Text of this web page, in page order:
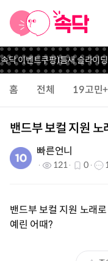
닥 이벤트쿠팡)틈새 슬라이
홈 전체 19고민+
밴드부 보컬 지원 노
빠른언니
121 0
밴드부 보컬 지원 노래
예린 어때?